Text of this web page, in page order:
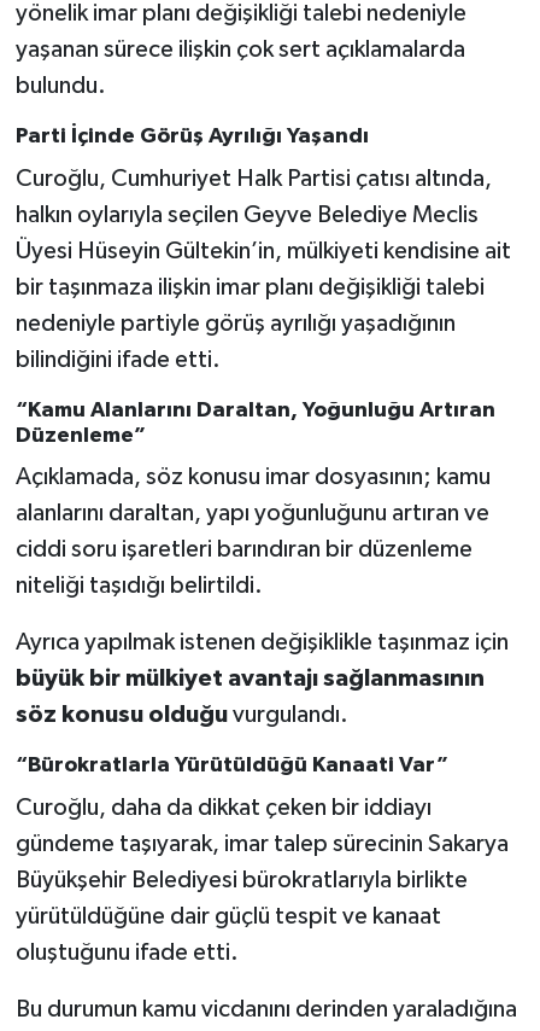
yönelik imar planı değişikliği talebi nedeniyle
yaşanan sürece ilişkin çok sert açıklamalarda
bulundu.
Parti İçinde Görüş Ayrılığı Yaşandı
Curoğlu, Cumhuriyet Halk Partisi çatısı altında,
halkın oylarıyla seçilen Geyve Belediye Meclis
Üyesi Hüseyin Gültekin’in, mülkiyeti kendisine ait
bir taşınmaza ilişkin imar planı değişikliği talebi
nedeniyle partiyle görüş ayrılığı yaşadığının
bilindiğini ifade etti.
“Kamu Alanlarını Daraltan, Yoğunluğu Artıran
Düzenleme”
Açıklamada, söz konusu imar dosyasının; kamu
alanlarını daraltan, yapı yoğunluğunu artıran ve
ciddi soru işaretleri barındıran bir düzenleme
niteliği taşıdığı belirtildi.
Ayrıca yapılmak istenen değişiklikle taşınmaz için
büyük bir mülkiyet avantajı sağlanmasının
söz konusu olduğuvurgulandı.
“Bürokratlarla Yürütüldüğü Kanaati Var”
Curoğlu, daha da dikkat çeken bir iddiayı
gündeme taşıyarak, imar talep sürecinin Sakarya
Büyükşehir Belediyesi bürokratlarıyla birlikte
yürütüldüğüne dair güçlü tespit ve kanaat
oluştuğunu ifade etti.
Bu durumun kamu vicdanını derinden yaraladığına